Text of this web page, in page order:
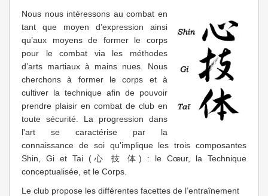
Nous nous intéressons au combat en
tant que moyen d’expression ainsi
qu’aux moyens de former le corps
pour le combat via les méthodes
d’arts martiaux à mains nues. Nous
cherchons à former le corps et à
cultiver la technique afin de pouvoir
prendre plaisir en combat de club en
toute sécurité. La progression dans
l'art se caractérise par la
connaissance de soi qu'implique les trois composantes
Shin, Gi et Tai (心 技 体) : le Cœur, la Technique
conceptualisée, et le Corps.
Le club propose les différentes facettes de l’entraînement